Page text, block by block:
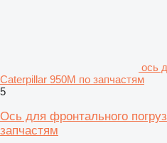
ось
Caterpillar 950M по запчастям
5
Ось для фронтального
запчастям